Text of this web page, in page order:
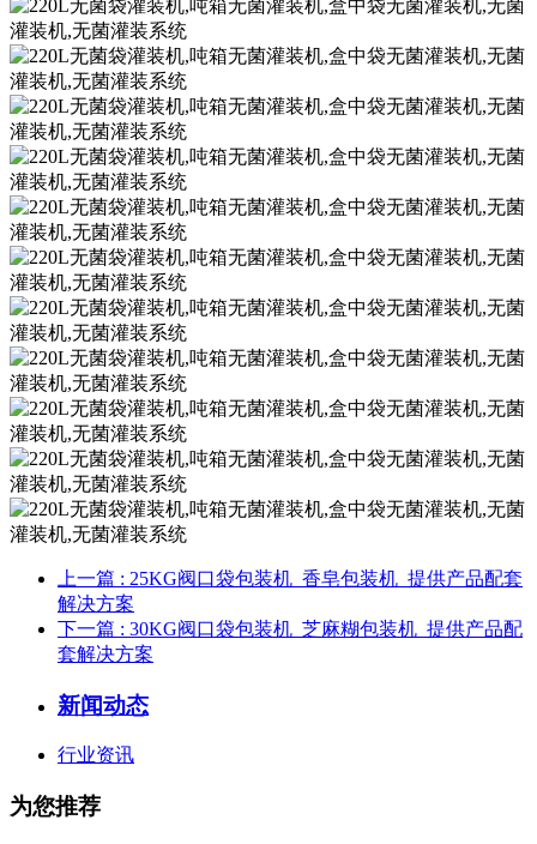
上一篇 : 25KG阀口袋包装机_香皂包装机_提供产品配套
解决方案
下一篇 : 30KG阀口袋包装机_芝麻糊包装机_提供产品配
套解决方案
新闻动态
行业资讯
为您推荐